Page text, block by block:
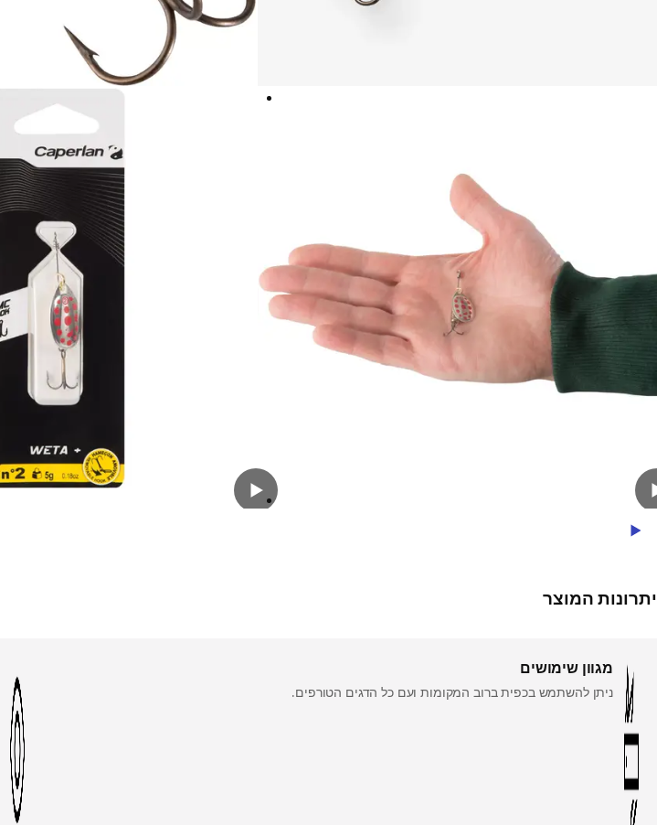
Play Video
יתרונות המוצר
מגוון שימושים
ניתן להשתמש בכפית ברוב המקומות ועם כל הדגים הטורפים.